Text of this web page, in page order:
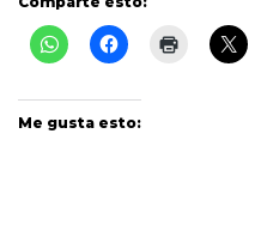
Me gusta esto: